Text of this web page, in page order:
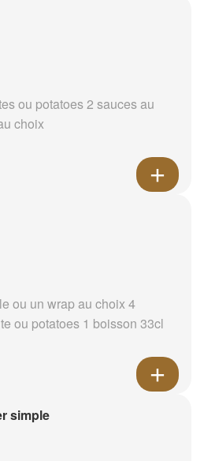
ou potatoes 2 sauces au
choix
ou un wrap au choix 4
ou potatoes 1 boisson 33cl
simple